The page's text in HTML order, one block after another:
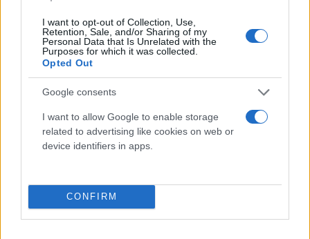
I want to opt-out of Collection, Use,
Retention, Sale, and/or Sharing of my
Personal Data that Is Unrelated with the
Purposes for which it was collected.
Opted Out
Google consents
I want to allow Google to enable storage
related to advertising like cookies on web or
device identifiers in apps.
CONFIRM
• Κινηματογράφος –Εξερεύνηση της
μεταμόρφωσης του κορεατικού κινηματογράφου,
με τη συμμετοχή των Lee Byung Hun, Yeon Sang
ho, Kim Eun sook και της πρωτοπόρου της
• Γαστρονομία –Η παγκόσμια άνοδος της
εστιατόρια Michelin, με τους κορυφαίους Σεφ Corey
Lee, Mingoo Kang και Cho Hee sook.